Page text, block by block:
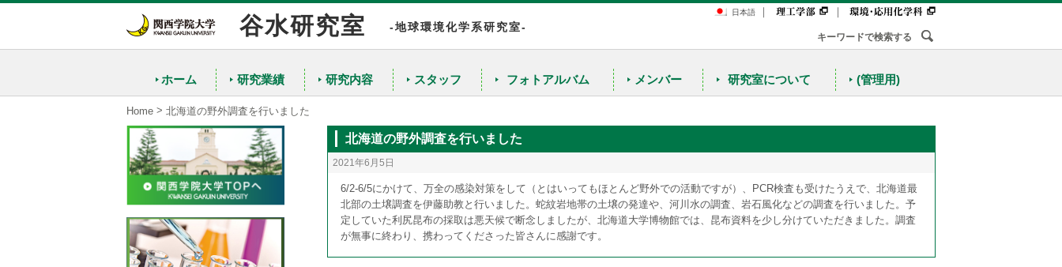
日本語 ｜ ｜
谷水研究室 -地球環境化学系研究室-
ホーム 研究業績
研究内容
農産物や工業材料の原産地判別のための同位体指標の確立
スタッフ フォトアルバム メンバー 研究室について (管理用)
Home > 北海道の野外調査を行いました
北海道の野外調査を行いました
2021年6月5日
6/2-6/5にかけて、万全の感染対策をして（とはいってもほとんど野外での活動ですが）、PCR検査も受けたうえで、北海道最
北部の土壌調査を伊藤助教と行いました。蛇紋岩地帯の土壌の発達や、河川水の調査、岩石風化などの調査を行いました。予
定していた利尻昆布の採取は悪天候で断念しましたが、北海道大学博物館では、昆布資料を少し分けていただきました。調査
が無事に終わり、携わってくださった皆さんに感謝です。